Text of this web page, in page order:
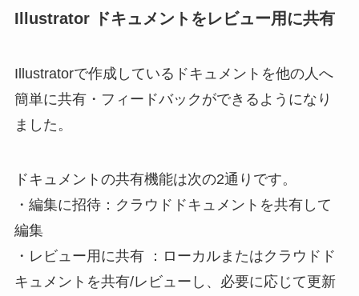
Illustrator ドキュメントをレビュー用に共有
Illustratorで作成しているドキュメントを他の人へ
簡単に共有・フィードバックができるようになり
ました。
ドキュメントの共有機能は次の2通りです。
・編集に招待：クラウドドキュメントを共有して
編集
・レビュー用に共有 ：ローカルまたはクラウドド
キュメントを共有/レビューし、必要に応じて更新